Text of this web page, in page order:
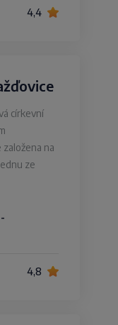
4,4
církevní
na
ze
4,8